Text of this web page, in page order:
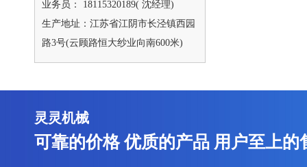
业务员： 18115320189( 沈经理)
生产地址：江苏省江阴市长泾镇西园
路3号(云顾路恒大纱业向南600米)
灵灵机械
可靠的价格 优质的产品 用户至上的